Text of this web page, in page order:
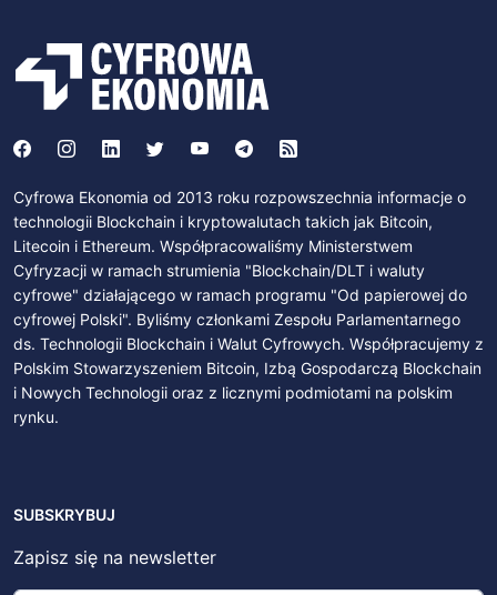
Cyfrowa Ekonomia od 2013 roku rozpowszechnia informacje o
technologii Blockchain i kryptowalutach takich jak Bitcoin,
Litecoin i Ethereum. Współpracowaliśmy Ministerstwem
Cyfryzacji w ramach strumienia "Blockchain/DLT i waluty
cyfrowe" działającego w ramach programu "Od papierowej do
cyfrowej Polski". Byliśmy członkami Zespołu Parlamentarnego
ds. Technologii Blockchain i Walut Cyfrowych. Współpracujemy z
Polskim Stowarzyszeniem Bitcoin, Izbą Gospodarczą Blockchain
i Nowych Technologii oraz z licznymi podmiotami na polskim
rynku.
SUBSKRYBUJ
Zapisz się na newsletter